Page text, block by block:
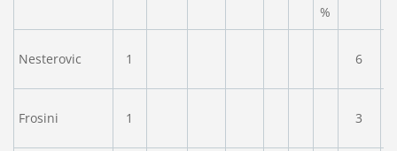
%
Nesterovic 1 6
Frosini 1 3